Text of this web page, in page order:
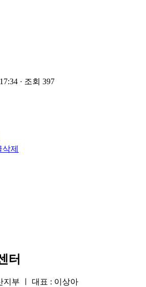
· 조회 397
삭제
터
지부 ㅣ 대표 : 이상아